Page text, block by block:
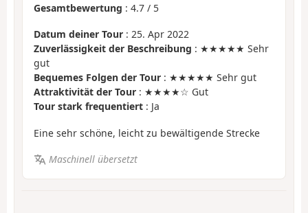
Gesamtbewertung : 4.7 / 5
Datum deiner Tour : 25. Apr 2022
Zuverlässigkeit der Beschreibung : ★★★★★ Sehr
gut
Bequemes Folgen der Tour : ★★★★★ Sehr gut
Attraktivität der Tour : ★★★★☆ Gut
Tour stark frequentiert : Ja
Eine sehr schöne, leicht zu bewältigende Strecke
Maschinell übersetzt